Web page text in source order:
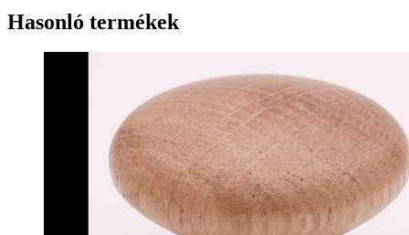
Hasonló termékek